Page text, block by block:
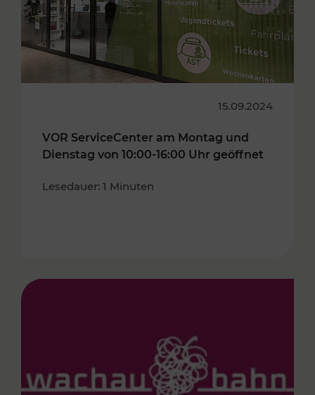
15.09.2024
VOR ServiceCenter am Montag und
Dienstag von 10:00-16:00 Uhr geöffnet
Lesedauer: 1 Minuten